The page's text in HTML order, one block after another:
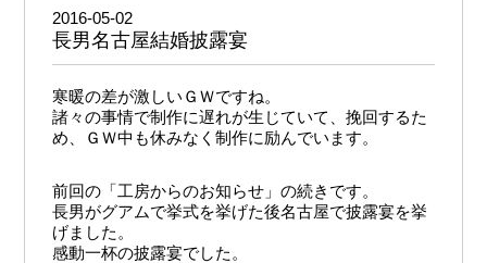
2016-05-02
長男名古屋結婚披露宴
寒暖の差が激しいＧＷですね。
諸々の事情で制作に遅れが生じていて、挽回するた
め、ＧＷ中も休みなく制作に励んでいます。
前回の「工房からのお知らせ」の続きです。
長男がグアムで挙式を挙げた後名古屋で披露宴を挙
げました。
感動一杯の披露宴でした。